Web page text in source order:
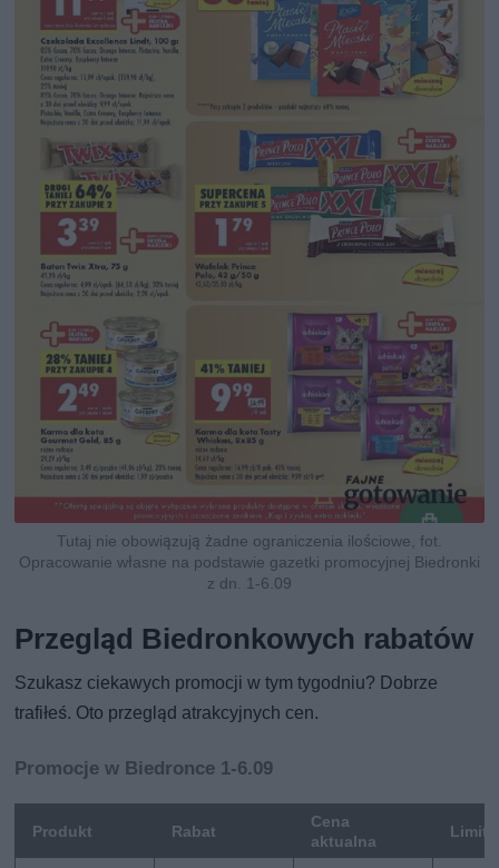
Tutaj nie obowiązują żadne ograniczenia ilościowe, fot.
Opracowanie własne na podstawie gazetki promocyjnej Biedronki
z dn. 1-6.09
Przegląd Biedronkowych rabatów
Szukasz ciekawych promocji w tym tygodniu? Dobrze
trafiłeś. Oto przegląd atrakcyjnych cen.
Promocje w Biedronce 1-6.09
Produkt Rabat
Cena
aktualna
Limit